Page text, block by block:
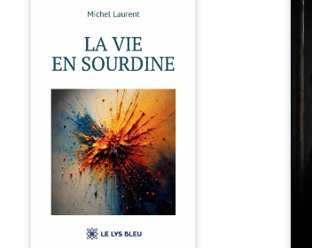
Nina et Pierre se sont
presque par hasard, et se sont
aimés simplement, persuadés
que la présence de l’autre
suffirait. Ils mènent une
existence modeste, rythmée
par le travail, la fatigue et les
silences. La mort de la mère de
Nina, chez qui ils vivent,
fragilise un équilibre déjà
précaire. Puis vient la
naissance de leur enfant, et le
basculement. ...
la
ont
la